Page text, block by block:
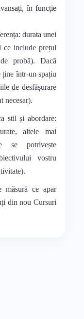
în funcție
durata unei
ce include prețul
probă). Dacă
ține într-un spațiu
de desfășurare
necesar).
stil și abordare:
altele mai
se potrivește
vostru
măsură ce apar
din nou Cursuri